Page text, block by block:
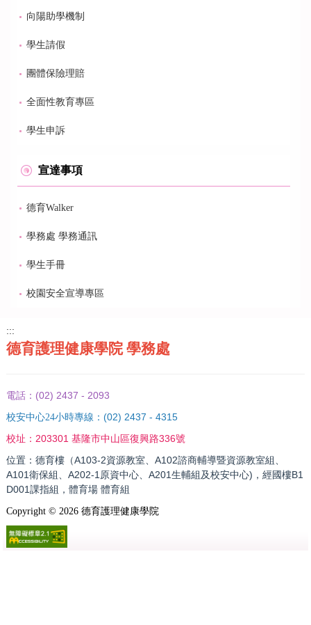
向陽助學機制
學生請假
團體保險理賠
全面性教育專區
學生申訴
宣達事項
德育Walker
學務處 學務通訊
學生手冊
校園安全宣導專區
:::
德育護理健康學院 學務處
電話： (02) 2437 - 2093
校安中心24小時專線： (02) 2437 - 4315
校址： 203301 基隆市中山區復興路336號
位置：德育樓（A103-2資源教室、A102諮商輔導暨資源教室組、
A101衛保組、A202-1原資中心、A201生輔組及校安中心)，經國樓B1
D001課指組，體育場 體育組
Copyright © 2026德育護理健康學院